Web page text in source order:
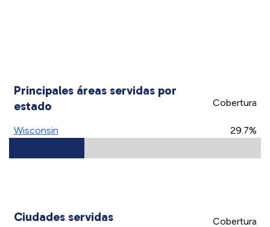
Principales áreas servidas por
estado
Cobertura
Wisconsin 29.7%
Ciudades servidas
Cobertura